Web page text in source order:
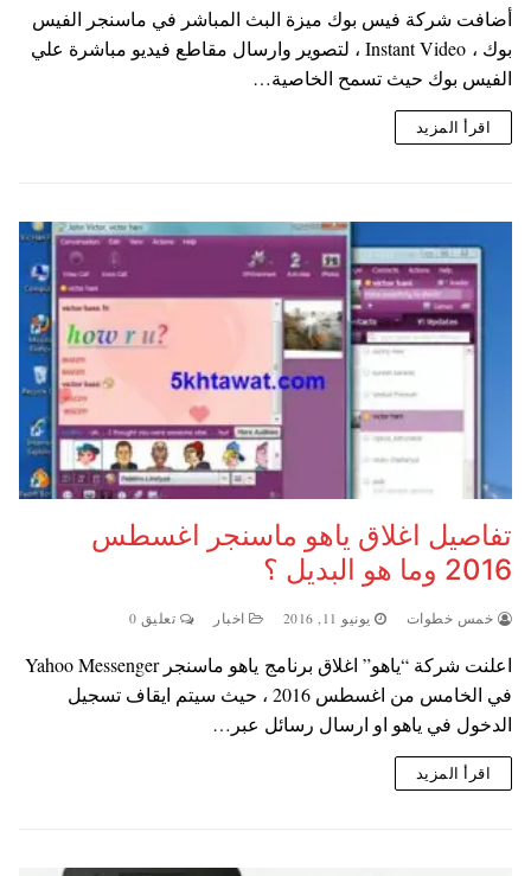
أضافت شركة فيس بوك ميزة البث المباشر في ماسنجر الفيس
بوك ، Instant Video ، لتصوير وارسال مقاطع فيديو مباشرة علي
الفيس بوك حيث تسمح الخاصية…
اقرأ المزيد
تفاصيل اغلاق ياهو ماسنجر اغسطس
2016 وما هو البديل ؟
خمس خطوات يونيو 11, 2016 اخبار تعليق 0
اعلنت شركة “ياهو” اغلاق برنامج ياهو ماسنجر Yahoo Messenger
في الخامس من اغسطس 2016 ، حيث سيتم ايقاف تسجيل
الدخول في ياهو او ارسال رسائل عبر…
اقرأ المزيد